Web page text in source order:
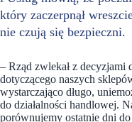
który zaczerpnął
nie czują się bezpieczni.
– Rząd zwlekał z decyzjami
dotyczącego naszych
wystarczająco długo,
do działalności handlowej.
porównujemy ostatnie dni